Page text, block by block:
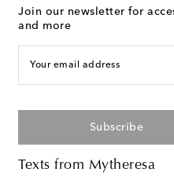
Join our newsletter for
and more
Your email address
Subscribe
Texts from Mytheresa